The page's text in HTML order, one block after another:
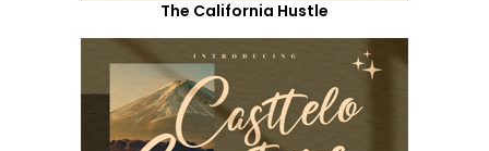
The California Hustle